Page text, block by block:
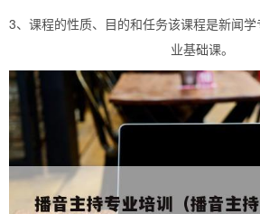
3、课程的性质、目的和任务该课程是新闻
业基础课。